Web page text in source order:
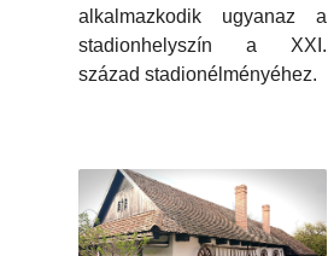
alkalmazkodik ugyanaz a
stadionhelyszín a XXI.
század stadionélményéhez.